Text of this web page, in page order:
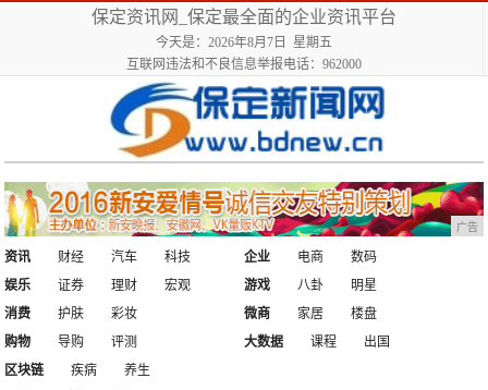
保定资讯网_保定最全面的企业资讯平台
今天是：2026年8月7日 星期五
互联网违法和不良信息举报电话：962000
广告
资讯 财经 汽车
科技
娱乐
证券 理财 宏观
企业 电商
数码
游戏
八卦
明星
消费
护肤
彩妆
购物
导购 评测
微商 家居
楼盘
大数据
课程
出国
区块链
疾病
养生